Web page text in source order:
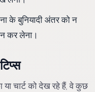
के बुनियादी अंतर को न
कर लेना।
या चार्ट को देख रहे हैं, वे कुछ